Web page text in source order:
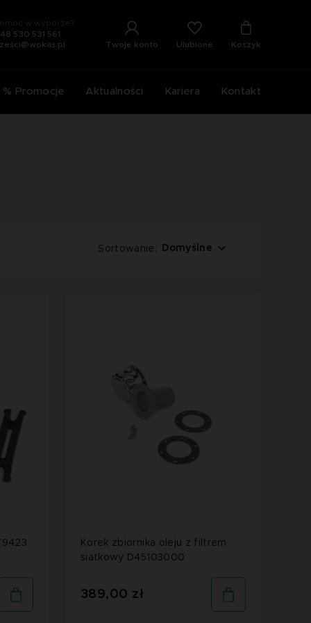
w wyborze?
530 531 561
Twoje konto Ulubione Koszyk
% Promocje Aktualności Kariera Kontakt
Sortowanie: Domyślne
Korek zbiornika oleju z filtrem
siatkowy D45103000
389,00 zł